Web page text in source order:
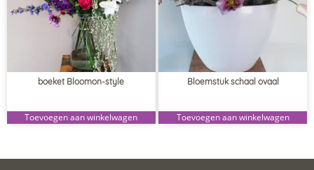
boeket Bloomon-style
Toevoegen aan winkelwagen
Bloemstuk schaal ovaal
Toevoegen aan winkelwagen